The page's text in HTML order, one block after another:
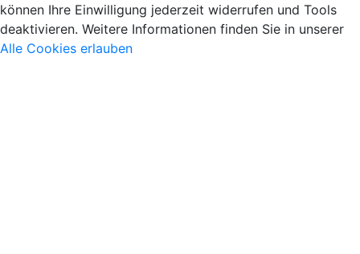
können Ihre Einwilligung jederzeit widerrufen und Tools
deaktivieren. Weitere Informationen finden Sie in unserer
Alle Cookies erlauben